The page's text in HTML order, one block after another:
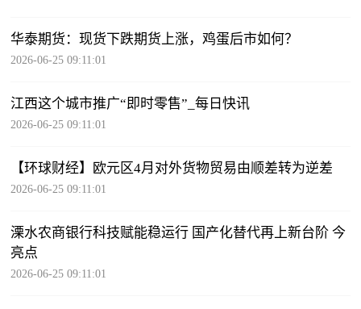
华泰期货：现货下跌期货上涨，鸡蛋后市如何？
2026-06-25 09:11:01
江西这个城市推广“即时零售”_每日快讯
2026-06-25 09:11:01
【环球财经】欧元区4月对外货物贸易由顺差转为逆差
2026-06-25 09:11:01
溧水农商银行科技赋能稳运行 国产化替代再上新台阶 今
亮点
2026-06-25 09:11:01